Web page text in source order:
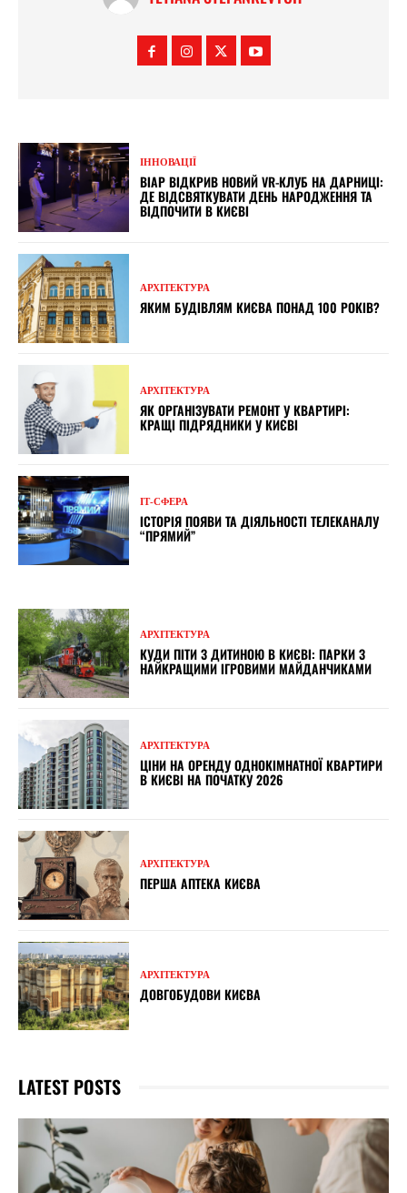
ІННОВАЦІЇ
ВІАР ВІДКРИВ НОВИЙ VR-КЛУБ НА ДАРНИЦІ:
ДЕ ВІДСВЯТКУВАТИ ДЕНЬ НАРОДЖЕННЯ ТА
ВІДПОЧИТИ В КИЄВІ
АРХІТЕКТУРА
ЯКИМ БУДІВЛЯМ КИЄВА ПОНАД 100 РОКІВ?
АРХІТЕКТУРА
ЯК ОРГАНІЗУВАТИ РЕМОНТ У КВАРТИРІ:
КРАЩІ ПІДРЯДНИКИ У КИЄВІ
ІТ-СФЕРА
ІСТОРІЯ ПОЯВИ ТА ДІЯЛЬНОСТІ ТЕЛЕКАНАЛУ
“ПРЯМИЙ”
АРХІТЕКТУРА
КУДИ ПІТИ З ДИТИНОЮ В КИЄВІ: ПАРКИ З
НАЙКРАЩИМИ ІГРОВИМИ МАЙДАНЧИКАМИ
АРХІТЕКТУРА
ЦІНИ НА ОРЕНДУ ОДНОКІМНАТНОЇ КВАРТИРИ
В КИЄВІ НА ПОЧАТКУ 2026
АРХІТЕКТУРА
ПЕРША АПТЕКА КИЄВА
АРХІТЕКТУРА
ДОВГОБУДОВИ КИЄВА
LATEST POSTS